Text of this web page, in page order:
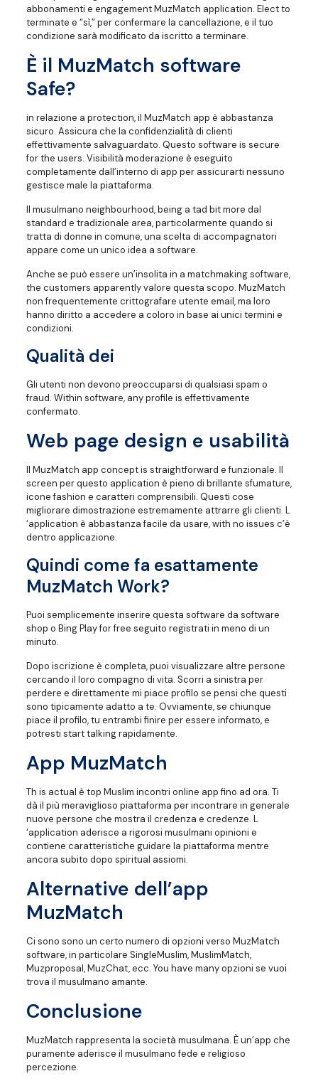
abbonamenti e engagement MuzMatch application. Elect to
terminate e “sì,” per confermare la cancellazione, e il tuo
condizione sarà modificato da iscritto a terminare.
È il MuzMatch software
Safe?
in relazione a protection, il MuzMatch app è abbastanza
sicuro. Assicura che la confidenzialità di clienti
effettivamente salvaguardato. Questo software is secure
for the users. Visibilità moderazione è eseguito
completamente dall’interno di app per assicurarti nessuno
gestisce male la piattaforma.
Il musulmano neighbourhood, being a tad bit more dal
standard e tradizionale area, particolarmente quando si
tratta di donne in comune, una scelta di accompagnatori
appare come un unico idea a software.
Anche se può essere un’insolita in a matchmaking software,
the customers apparently valore questa scopo. MuzMatch
non frequentemente crittografare utente email, ma loro
hanno diritto a accedere a coloro in base ai unici termini e
condizioni.
Qualità dei
Gli utenti non devono preoccuparsi di qualsiasi spam o
fraud. Within software, any profile is effettivamente
confermato.
Web page design e usabilità
Il MuzMatch app concept is straightforward e funzionale. Il
screen per questo application è pieno di brillante sfumature,
icone fashion e caratteri comprensibili. Questi cose
migliorare dimostrazione estremamente attrarre gli clienti. L
‘application è abbastanza facile da usare, with no issues c’è
dentro applicazione.
Quindi come fa esattamente
MuzMatch Work?
Puoi semplicemente inserire questa software da software
shop o Bing Play for free seguito registrati in meno di un
minuto.
Dopo iscrizione è completa, puoi visualizzare altre persone
cercando il loro compagno di vita. Scorri a sinistra per
perdere e direttamente mi piace profilo se pensi che questi
sono tipicamente adatto a te. Ovviamente, se chiunque
piace il profilo, tu entrambi finire per essere informato, e
potresti start talking rapidamente.
App MuzMatch
Th is actual è top Muslim incontri online app fino ad ora. Ti
dà il più meraviglioso piattaforma per incontrare in generale
nuove persone che mostra il credenza e credenze. L
‘application aderisce a rigorosi musulmani opinioni e
contiene caratteristiche guidare la piattaforma mentre
ancora subito dopo spiritual assiomi.
Alternative dell’app
MuzMatch
Ci sono sono un certo numero di opzioni verso MuzMatch
software, in particolare SingleMuslim, MuslimMatch,
Muzproposal, MuzChat, ecc. You have many opzioni se vuoi
trova il musulmano amante.
Conclusione
MuzMatch rappresenta la società musulmana. È un’app che
puramente aderisce il musulmano fede e religioso
percezione.